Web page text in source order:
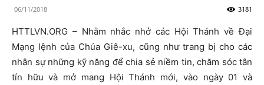
06/11/2018 3181
HTTLVN.ORG – Nhằm nhắc nhở các Hội Thánh về Đại
Mạng lệnh của Chúa Giê-xu, cũng như trang bị cho các
nhân sự những kỹ năng để chia sẻ niềm tin, chăm sóc tân
tín hữu và mở mang Hội Thánh mới, vào ngày 01 và